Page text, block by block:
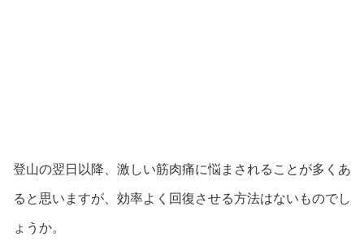
登山の翌日以降、激しい筋肉痛に悩まされることが多くあ
ると思いますが、効率よく回復させる方法はないものでし
ょうか。